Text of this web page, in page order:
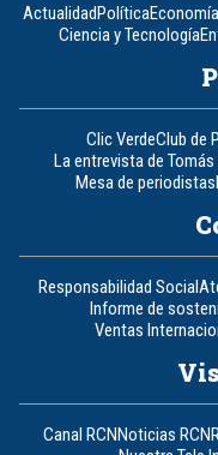
ActualidadPolíticaEconomía
Ciencia y Tecnología
Clic VerdeClub de
La entrevista de
Mesa de periodistas
Responsabilidad Social
Informe de
Ventas
Canal RCNNoticias RCN